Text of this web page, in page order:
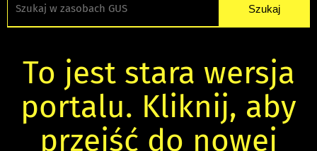
To jest stara wersja
portalu. Kliknij, aby
przejść do nowej